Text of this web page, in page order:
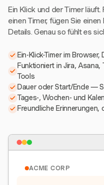
Ein Klick und der Timer
einen Timer, fügen Sie
Details. Genau so fühlt es
Ein-Klick-Timer im
Funktioniert in Jira,
Tools
Dauer oder Start/Ende —
Tages-, Wochen- und
Freundliche Erinnerungen,
ACME CORP